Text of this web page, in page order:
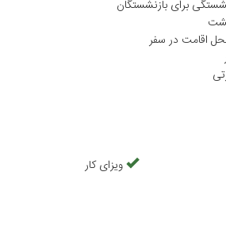
برای بازنشستگان
اقامت در سفر
ویزای کار